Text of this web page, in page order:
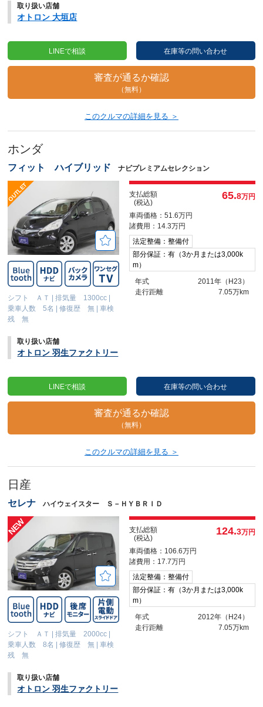
取り扱い店舗
オトロン 大垣店
LINEで相談 在庫等の問い合わせ
審査が通るか確認
（無料）
このクルマの詳細を見る ＞
ホンダ
フィット ハイブリッド ナビプレミアムセレクション
シフト ＡＴ |排気量 1300cc
乗車人数 5名
|修復歴 無 |車検
残 無
支払総額
(税込)
65.8万円
車両価格：51.6万円
諸費用：14.3万円
法定整備：整備付
部分保証：有（3か月または3,000k
m）
年式
2011年（H23）
走行距離
7.05万km
取り扱い店舗
オトロン 羽生ファクトリー
LINEで相談 在庫等の問い合わせ
審査が通るか確認
（無料）
このクルマの詳細を見る ＞
日産
セレナ ハイウェイスター Ｓ－ＨＹＢＲＩＤ
シフト ＡＴ |排気量 2000cc
乗車人数 8名
|修復歴 無 |車検
残 無
支払総額
(税込)
124.3万円
車両価格：106.6万円
諸費用：17.7万円
法定整備：整備付
部分保証：有（3か月または3,000k
m）
年式
2012年（H24）
走行距離
7.05万km
取り扱い店舗
オトロン 羽生ファクトリー